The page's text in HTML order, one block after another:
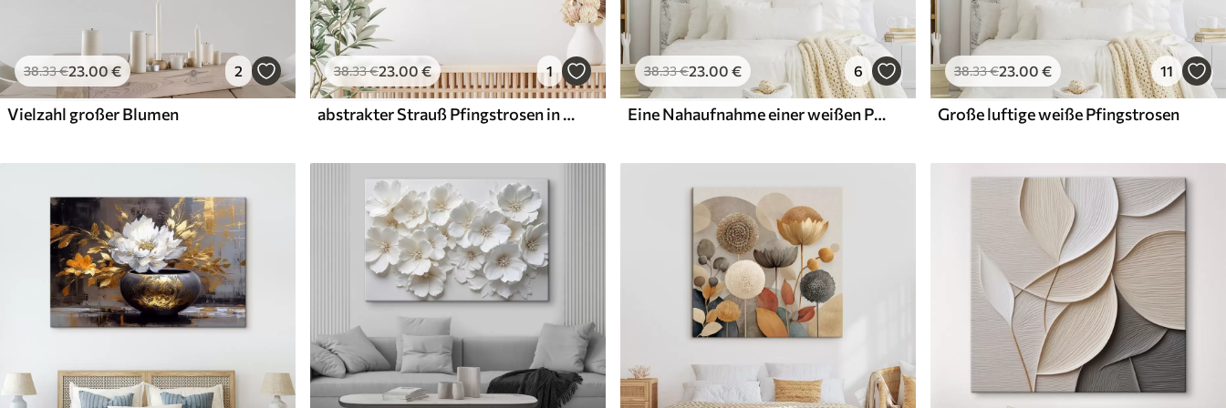
38.33€23.00 € 2
Vielzahl großer Blumen
38.33€23.00 € 1
abstrakter Strauß Pfingstrosen in Rosatönen
38.33€23.00 € 6
Eine Nahaufnahme einer weißen Pfingstrose mit Wassertropfen auf den Blütenblättern vor einem unscharfen Hintergrund
38.33€23.00 € 11
Große luftige weiße Pfingstrosen